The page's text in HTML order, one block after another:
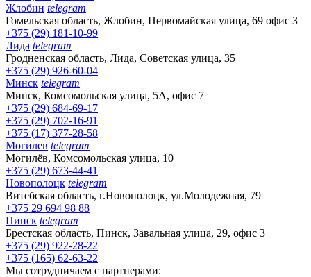
Жлобин telegram
Гомельская область, Жлобин, Первомайская улица, 69 офис 3
+375 (29) 181-10-99
Лида telegram
Гродненская область, Лида, Советская улица, 35
+375 (29) 926-60-04
Минск telegram
Минск, Комсомольская улица, 5А, офис 7
+375 (29) 684-69-17
+375 (29) 702-16-91
+375 (17) 377-28-58
Могилев telegram
Могилёв, Комсомольская улица, 10
+375 (29) 673-44-41
Новополоцк telegram
Витебская область, г.Новополоцк, ул.Молодежная, 79
+375 29 694 98 88
Пинск telegram
Брестская область, Пинск, Завальная улица, 29, офис 3
+375 (29) 922-28-22
+375 (165) 62-63-22
Мы сотрудничаем с партнерами: